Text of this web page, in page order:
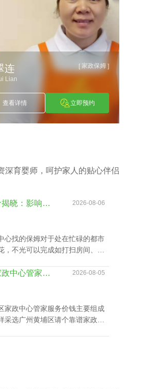
[ 家政保姆 ]
连
Lian
查看详情 立即预约
深育婴师，呵护家人的贴心伴侣
越秀区家政中心住家报价揭晓：影响因素及如何选择最佳服务 2026-08-06
心找的保姆对于处在忙碌的都市
不光可以完成如打扫房间、熨
致志工作，那越秀区家政中心住
品牌声誉在广州黄埔区家政中心管家服务价钱里的分量 2026-08-05
家政中心管家服务价钱主要组成
选广州黄埔区请个靠谱家政中